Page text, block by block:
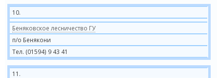
10.
Беняковское лесничество ГУ
п/о Бенякони
Тел. (01594) 9 43 41
11.